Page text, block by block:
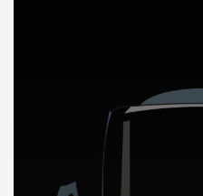
DÉCOUVREZ NOTRE